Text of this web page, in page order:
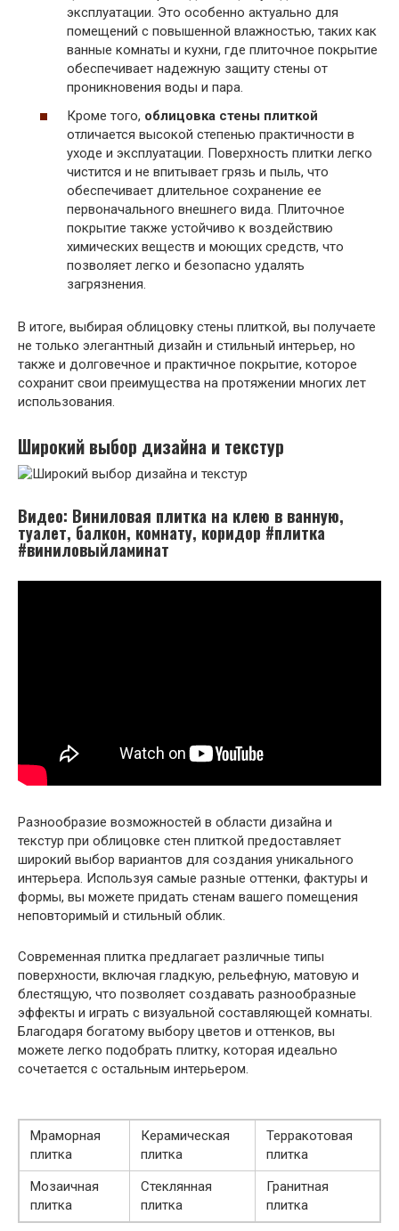
эксплуатации. Это особенно актуально для
помещений с повышенной влажностью, таких как
ванные комнаты и кухни, где плиточное покрытие
обеспечивает надежную защиту стены от
проникновения воды и пара.
Кроме того, облицовка стены плиткой
отличается высокой степенью практичности в
уходе и эксплуатации. Поверхность плитки легко
чистится и не впитывает грязь и пыль, что
обеспечивает длительное сохранение ее
первоначального внешнего вида. Плиточное
покрытие также устойчиво к воздействию
химических веществ и моющих средств, что
позволяет легко и безопасно удалять
загрязнения.
В итоге, выбирая облицовку стены плиткой, вы получаете
не только элегантный дизайн и стильный интерьер, но
также и долговечное и практичное покрытие, которое
сохранит свои преимущества на протяжении многих лет
использования.
Широкий выбор дизайна и текстур
Видео: Виниловая плитка на клею в ванную,
туалет, балкон, комнату, коридор #плитка
#виниловыйламинат
Разнообразие возможностей в области дизайна и
текстур при облицовке стен плиткой предоставляет
широкий выбор вариантов для создания уникального
интерьера. Используя самые разные оттенки, фактуры и
формы, вы можете придать стенам вашего помещения
неповторимый и стильный облик.
Современная плитка предлагает различные типы
поверхности, включая гладкую, рельефную, матовую и
блестящую, что позволяет создавать разнообразные
эффекты и играть с визуальной составляющей комнаты.
Благодаря богатому выбору цветов и оттенков, вы
можете легко подобрать плитку, которая идеально
сочетается с остальным интерьером.
Мраморная
плитка
Керамическая
плитка
Терракотовая
плитка
Мозаичная
плитка
Стеклянная
плитка
Гранитная
плитка